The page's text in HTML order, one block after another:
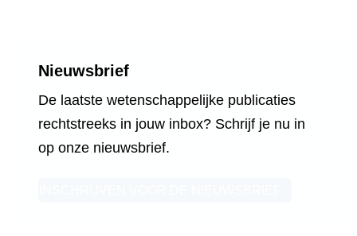
Schrijf je nu in op onze nieuwsbrief.
INSCHRIJVEN VOOR DE NIEUWSBRIEF